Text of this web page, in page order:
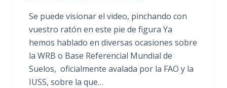
Se puede visionar el video, pinchando con
vuestro ratón en este pie de figura Ya
hemos hablado en diversas ocasiones sobre
la WRB o Base Referencial Mundial de
Suelos, oficialmente avalada por la FAO y la
IUSS, sobre la que…